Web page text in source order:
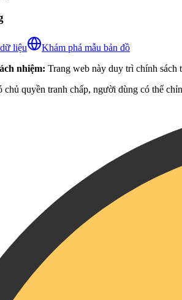
liệu
Khám phá mẫu bản đồ
nhiệm: Trang web này duy trì chính
quyền tranh chấp, người dùng có thể